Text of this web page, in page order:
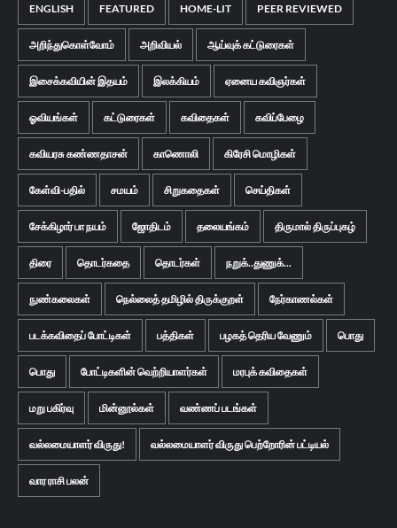
ENGLISH FEATURED HOME-LIT PEER REVIEWED
அறிந்துகொள்வோம் அறிவியல் ஆய்வுக் கட்டுரைகள்
இசைக்கவியின் இதயம் இலக்கியம் ஏனைய கவிஞர்கள்
ஓவியங்கள் கட்டுரைகள் கவிதைகள் கவிப்பேழை
கவியரசு கண்ணதாசன் காணொலி கிரேசி மொழிகள்
கேள்வி-பதில் சமயம் சிறுகதைகள் செய்திகள்
சேக்கிழார் பா நயம் ஜோதிடம் தலையங்கம் திருமால் திருப்புகழ்
திரை தொடர்கதை தொடர்கள் நறுக்..துணுக்...
நுண்கலைகள் நெல்லைத் தமிழில் திருக்குறள் நேர்காணல்கள்
படக்கவிதைப் போட்டிகள் பத்திகள் பழகத் தெரிய வேணும் பொது
பொது போட்டிகளின் வெற்றியாளர்கள் மரபுக் கவிதைகள்
மறு பகிர்வு மின்னூல்கள் வண்ணப் படங்கள்
வல்லமையாளர் விருது! வல்லமையாளர் விருது பெற்றோரின் பட்டியல்
வார ராசி பலன்